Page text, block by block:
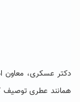
دکتر عسکری، معاون
همانند عطری توصیف